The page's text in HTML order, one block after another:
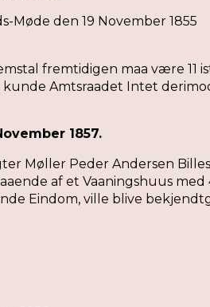
Møde den 19 November 1855
fremtidigen maa være 11
Amtsraadet Intet
1857.
Møller Peder Andersen
af et Vaaningshuus med
Eindom, ville blive